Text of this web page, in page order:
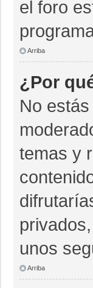
el foro
Arriba
¿Por
No
temas y
unos
Arriba